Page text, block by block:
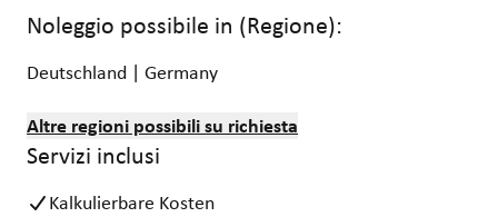
Noleggio possibile in (Regione):
Deutschland | Germany
Altre regioni possibili su richiesta
Servizi inclusi
Kalkulierbare Kosten